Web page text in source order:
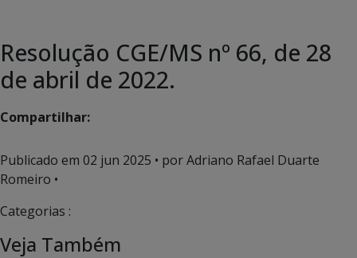
Resolução CGE/MS nº 66, de 28
de abril de 2022.
Compartilhar:
Publicado em 02 jun 2025 • por Adriano Rafael Duarte
Romeiro •
Categorias :
Veja Também